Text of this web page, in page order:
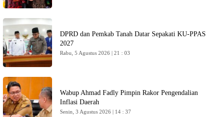
DPRD dan Pemkab Tanah Datar Sepakati KU-PPAS
2027
Rabu, 5 Agustus 2026 | 21 : 03
Wabup Ahmad Fadly Pimpin Rakor Pengendalian
Inflasi Daerah
Senin, 3 Agustus 2026 | 14 : 37